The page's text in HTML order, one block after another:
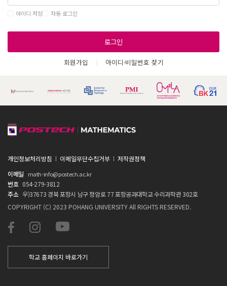
아이디 저장 자동 로그인
로그인
회원가입 아이디·비밀번호 찾기
개인정보처리방침 이메일무단수집거부
저작권정책
이메일
math-info@postech.ac.kr
번호 054-279-3812
주소 우)37673 경북 포항시 남구 청암로 77 포항공과대학교 수리과학관 302호
COPYRIGHT (C) 2023 POHANG UNIVERSITY All RIGHTS RESERVED.
학교 홈페이지 바로가기